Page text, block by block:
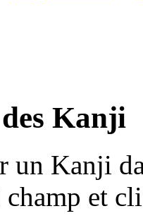
Kanji
un Kanji
et